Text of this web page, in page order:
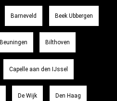
Barneveld Beek Ubbergen
Beuningen Bilthoven
Capelle aan den IJssel
De Wijk Den Haag